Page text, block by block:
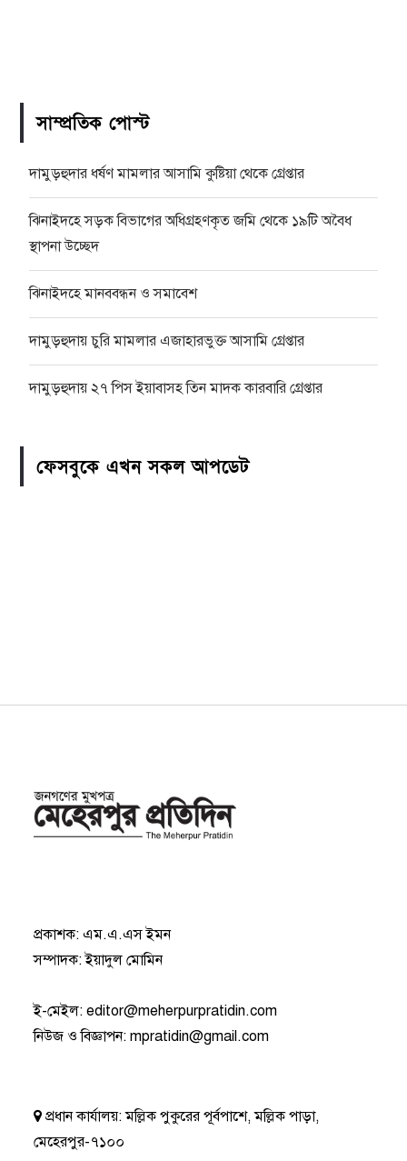
সাম্প্রতিক পোস্ট
দামুড়হুদার ধর্ষণ মামলার আসামি কুষ্টিয়া থেকে গ্রেপ্তার
ঝিনাইদহে সড়ক বিভাগের অধিগ্রহণকৃত জমি থেকে ১৯টি অবৈধ
স্থাপনা উচ্ছেদ
ঝিনাইদহে মানববন্ধন ও সমাবেশ
দামুড়হুদায় চুরি মামলার এজাহারভুক্ত আসামি গ্রেপ্তার
দামুড়হুদায় ২৭ পিস ইয়াবাসহ তিন মাদক কারবারি গ্রেপ্তার
ফেসবুকে এখন সকল আপডেট
প্রকাশক: এম.এ.এস ইমন
সম্পাদক: ইয়াদুল মোমিন
ই-মেইল:editor@meherpurpratidin.com
নিউজ ও বিজ্ঞাপন:mpratidin@gmail.com
প্রধান কার্যালয়:মল্লিক পুকুরের পূর্বপাশে, মল্লিক পাড়া,
মেহেরপুর-৭১০০